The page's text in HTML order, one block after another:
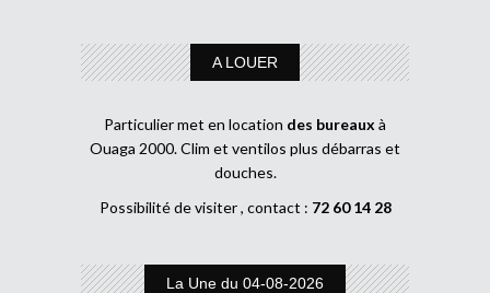
A LOUER
Particulier met en location des bureaux à
Ouaga 2000. Clim et ventilos plus débarras et
douches.
Possibilité de visiter , contact : 72 60 14 28
La Une du 04-08-2026